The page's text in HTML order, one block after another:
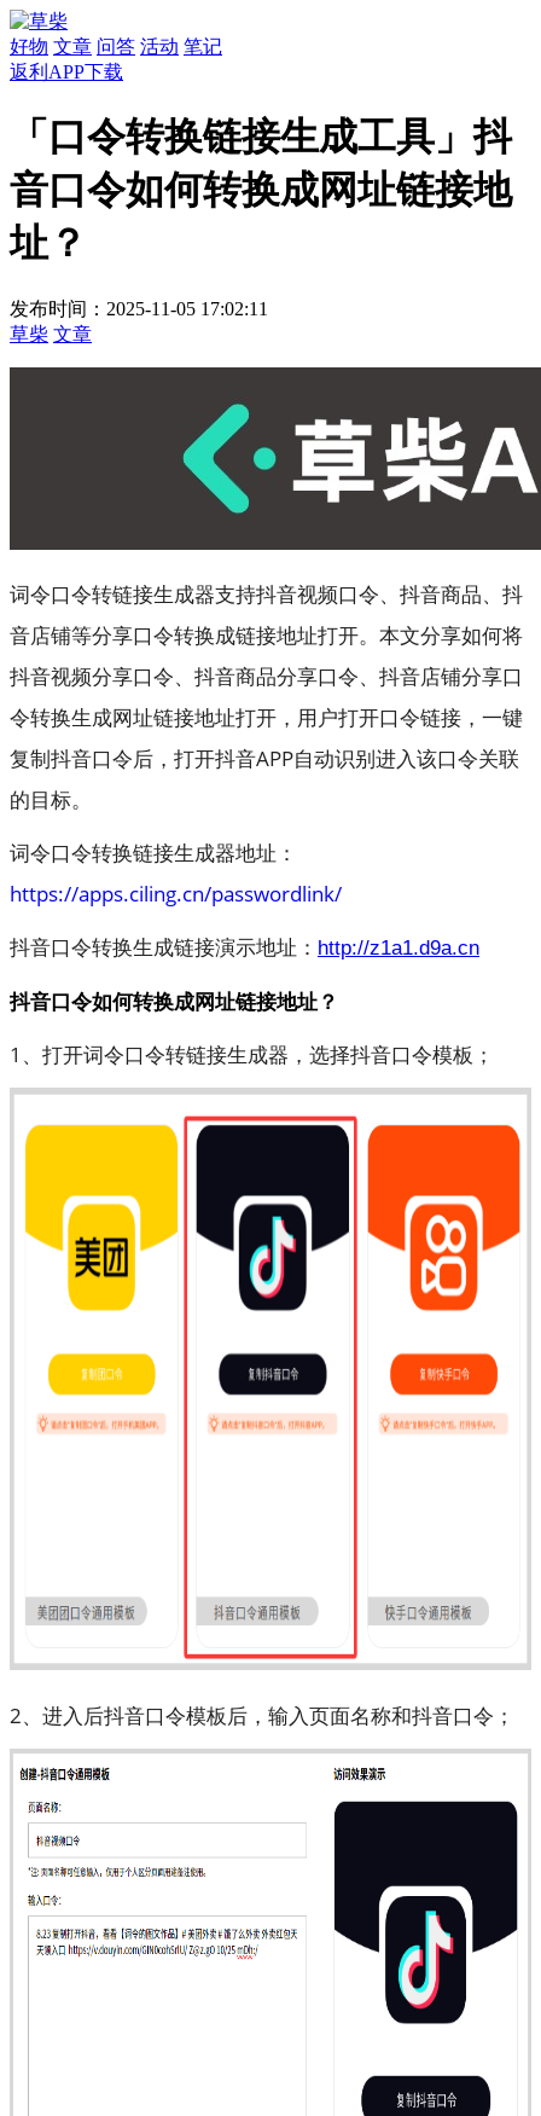
好物 文章 问答 活动 笔记
返利APP下载
「口令转换链接生成工具」抖
音口令如何转换成网址链接地
址？
发布时间：2025-11-05 17:02:11
草柴 文章
词令口令转链接生成器支持抖音视频口令、抖音商品、抖
音店铺等分享口令转换成链接地址打开。本文分享如何将
抖音视频分享口令、抖音商品分享口令、抖音店铺分享口
令转换生成网址链接地址打开，用户打开口令链接，一键
复制抖音口令后，打开抖音APP自动识别进入该口令关联
的目标。
词令口令转换链接生成器地址：
https://apps.ciling.cn/passwordlink/
抖音口令转换生成链接演示地址： http://z1a1.d9a.cn
抖音口令如何转换成网址链接地址？
1、打开词令口令转链接生成器，选择抖音口令模板；
2、进入后抖音口令模板后，输入页面名称和抖音口令；